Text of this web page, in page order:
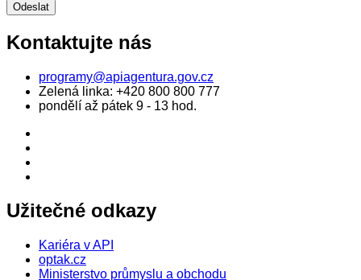
Kontaktujte nás
programy@apiagentura.gov.cz
Zelená linka: +420 800 800 777
pondělí až pátek 9 - 13 hod.
Užitečné odkazy
Kariéra v API
optak.cz
Ministerstvo průmyslu a obchodu